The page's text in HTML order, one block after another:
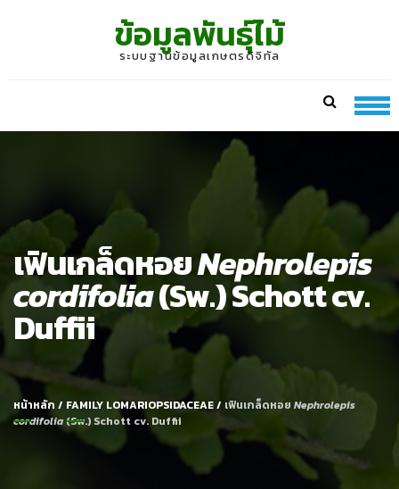
ข้อมูลพันธุ์ไม้
ระบบฐานข้อมูลเกษตรดิจิทัล
เฟินเกล็ดหอยNephrolepis
cordifolia(Sw.) Schott cv.
Duffii
หน้าหลัก / FAMILY LOMARIOPSIDACEAE/ เฟินเกล็ดหอย Nephrolepis
cordifolia(Sw.) Schott cv. Duffii